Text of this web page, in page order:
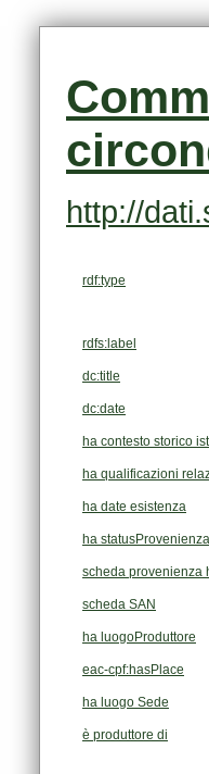
http://
rdf:type
rdfs:label
dc:title
dc:date
ha contesto storico
ha qualificazioni
ha date esistenza
ha statusProvenienza
scheda provenienza
scheda SAN
ha luogoProduttore
eac-cpf:hasPlace
ha luogo Sede
è produttore di